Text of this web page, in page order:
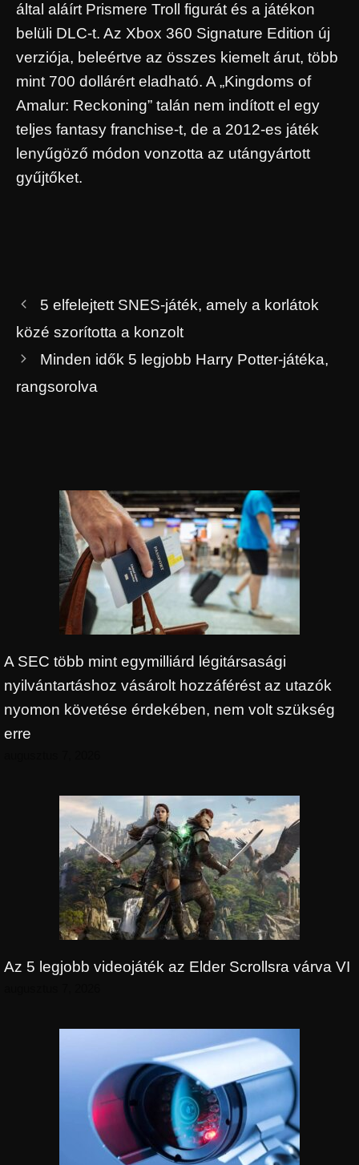
által aláírt Prismere Troll figurát és a játékon
belüli DLC-t. Az Xbox 360 Signature Edition új
verziója, beleértve az összes kiemelt árut, több
mint 700 dollárért eladható. A „Kingdoms of
Amalur: Reckoning” talán nem indított el egy
teljes fantasy franchise-t, de a 2012-es játék
lenyűgöző módon vonzotta az utángyártott
gyűjtőket.
5 elfelejtett SNES-játék, amely a korlátok
közé szorította a konzolt
Minden idők 5 legjobb Harry Potter-játéka,
rangsorolva
A SEC több mint egymilliárd légitársasági
nyilvántartáshoz vásárolt hozzáférést az utazók
nyomon követése érdekében, nem volt szükség
erre
Az 5 legjobb videojáték az Elder Scrollsra várva VI